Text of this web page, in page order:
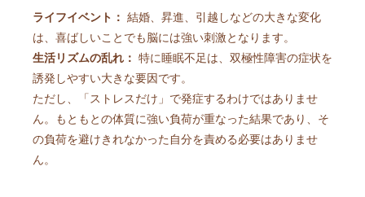
ライフイベント： 結婚、昇進、引越しなどの大きな変化
は、喜ばしいことでも脳には強い刺激となります。
生活リズムの乱れ： 特に睡眠不足は、双極性障害の症状を
誘発しやすい大きな要因です。
ただし、「ストレスだけ」で発症するわけではありませ
ん。もともとの体質に強い負荷が重なった結果であり、そ
の負荷を避けきれなかった自分を責める必要はありませ
ん。